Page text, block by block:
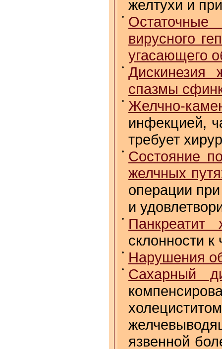
желтухи и
•
вирусного
угасающего
•
Дискинезия
спазмы
•
Желчно-
инфекцией,
требует
•
Состояние
желчных
операции
и
•
Панкреатит
склонности
• Нарушения
•
Сахарный
язвенной